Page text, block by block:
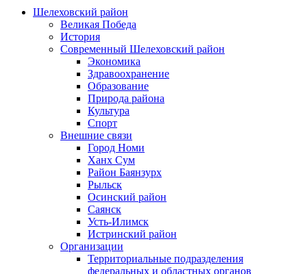
Шелеховский район
Великая Победа
История
Современный Шелеховский район
Экономика
Здравоохранение
Образование
Природа района
Культура
Спорт
Внешние связи
Город Номи
Ханх Сум
Район Баянзурх
Рыльск
Осинский район
Саянск
Усть-Илимск
Истринский район
Организации
Территориальные подразделения
федеральных и областных органов